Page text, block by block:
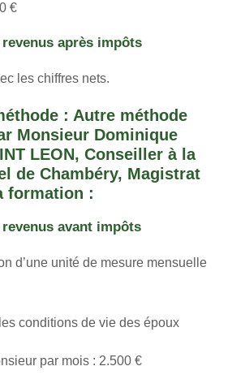
€
après impôts
les chiffres nets.
: Autre méthode
Monsieur Dominique
LEON, Conseiller à la
de Chambéry, Magistrat
formation :
avant impôts
d’une unité de mesure mensuelle
conditions de vie des époux
par mois : 2.500 €